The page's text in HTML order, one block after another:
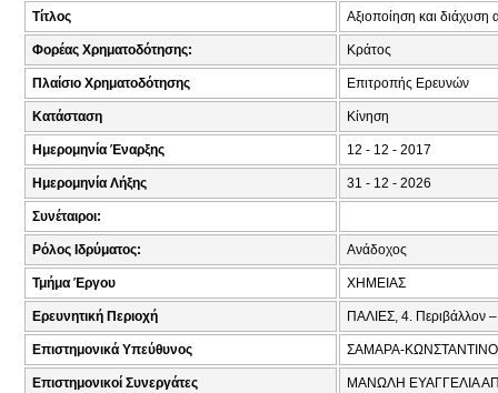
Τίτλος Αξιοποίηση και
Φορέας Χρηματοδότησης: Κράτος
Πλαίσιο Χρηματοδότησης Επιτροπής Ερευνών
Κατάσταση Κίνηση
Ημερομηνία Έναρξης 12 - 12 - 2017
Ημερομηνία Λήξης 31 - 12 - 2026
Συνέταιροι:
Ρόλος Ιδρύματος: Ανάδοχος
Τμήμα Έργου ΧΗΜΕΙΑΣ
Ερευνητική Περιοχή ΠΑΛΙΕΣ, 4. Περιβάλλον –
Επιστημονικά Υπεύθυνος ΣΑΜΑΡΑ-
Επιστημονικοί Συνεργάτες ΜΑΝΩΛΗ ΕΥΑΓΓΕΛΙΑ